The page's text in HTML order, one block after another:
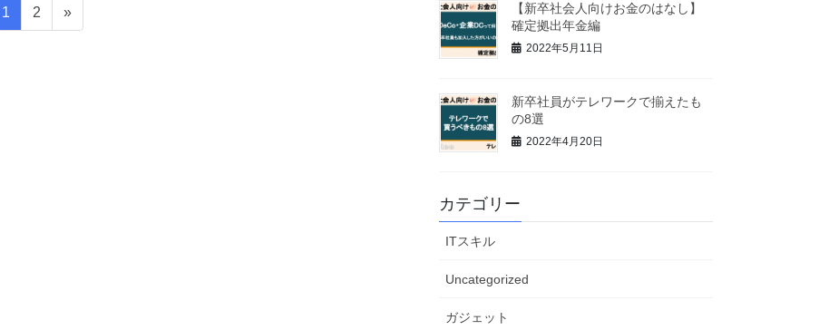
固
定
1
固
定
2 »
【新卒社会人向けお金のはなし】
確定拠出年金編
2022年5月11日
新卒社員がテレワークで揃えたも
の8選
2022年4月20日
カテゴリー
ITスキル
Uncategorized
ガジェット